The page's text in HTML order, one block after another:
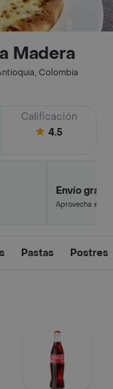
Madera
Colombia
Calificación
4.5
Envío
Aprovecha este
Pastas Postres